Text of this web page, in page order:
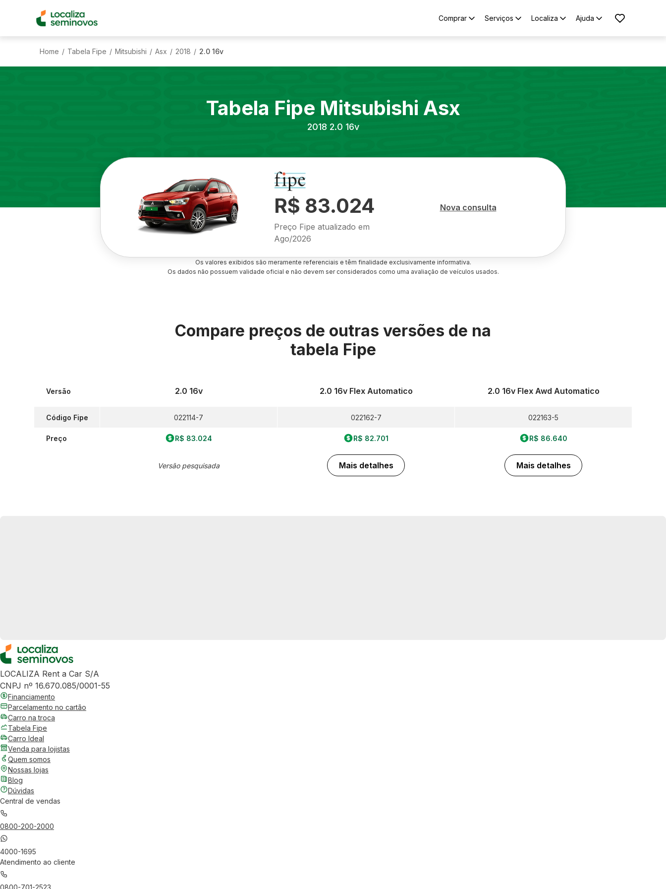
Comprar Serviços Localiza Ajuda
Home / Tabela Fipe / Mitsubishi / Asx / 2018 / 2.0 16v
Tabela Fipe Mitsubishi Asx
2018 2.0 16v
R$ 83.024
Preço Fipe atualizado em
Ago/2026
Nova consulta
Os valores exibidos são meramente referenciais e têm finalidade exclusivamente informativa.
Os dados não possuem validade oficial e não devem ser considerados como uma avaliação de veículos usados.
Compare preços de outras versões de na
tabela Fipe
Versão
Código Fipe
Preço
2.0 16v
022114-7
R$ 83.024
Versão pesquisada
2.0 16v Flex Automatico
022162-7
R$ 82.701
Mais detalhes
2.0 16v Flex Awd Automatico
022163-5
R$ 86.640
Mais detalhes
LOCALIZA Rent a Car S/A
CNPJ nº 16.670.085/0001-55
Financiamento
Parcelamento no cartão
Carro na troca
Tabela Fipe
Carro Ideal
Venda para lojistas
Quem somos
Nossas lojas
Blog
Dúvidas
Central de vendas
0800-200-2000
4000-1695
Atendimento ao cliente
0800-701-2523